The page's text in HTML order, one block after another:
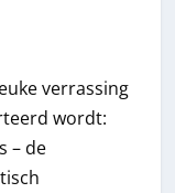
verrassing
wordt:
– de